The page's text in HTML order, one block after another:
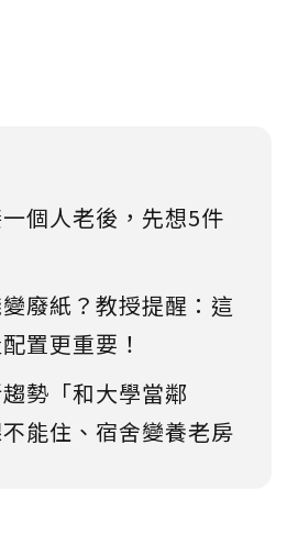
個人老後，先想5件
廢紙？教授提醒：這
置更重要！
勢「和大學當鄰
能住、宿舍變養老房